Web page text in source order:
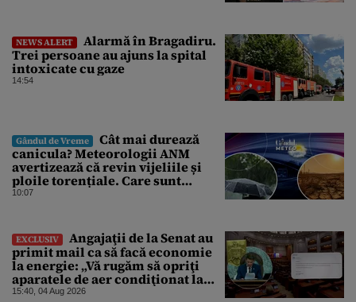
NEWS ALERT
Alarmă în Bragadiru.
Trei persoane au ajuns la spital
intoxicate cu gaze
14:54
Gândul de Vreme
Cât mai durează
canicula? Meteorologii ANM
avertizează că revin vijeliile și
ploile torențiale. Care sunt
zonele vizate, începând chiar de
10:07
EXCLUSIV
Angajaţii de la Senat au
primit mail ca să facă economie
la energie: „Vă rugăm să opriţi
aparatele de aer condiţionat la
sfârşitul programului”
15:40, 04 Aug 2026